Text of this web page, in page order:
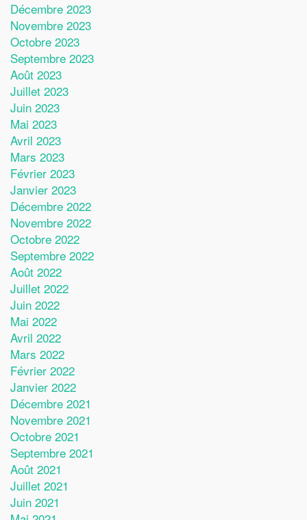
Décembre 2023
Novembre 2023
Octobre 2023
Septembre 2023
Août 2023
Juillet 2023
Juin 2023
Mai 2023
Avril 2023
Mars 2023
Février 2023
Janvier 2023
Décembre 2022
Novembre 2022
Octobre 2022
Septembre 2022
Août 2022
Juillet 2022
Juin 2022
Mai 2022
Avril 2022
Mars 2022
Février 2022
Janvier 2022
Décembre 2021
Novembre 2021
Octobre 2021
Septembre 2021
Août 2021
Juillet 2021
Juin 2021